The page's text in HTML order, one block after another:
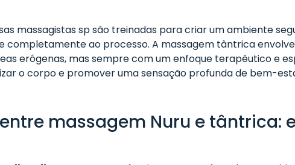
massagistas sp são treinadas para criar um ambiente
completamente ao processo. A massagem tântrica
erógenas, mas sempre com um enfoque terapêutico e
o corpo e promover uma sensação profunda de bem-
massagem Nuru e tântrica: